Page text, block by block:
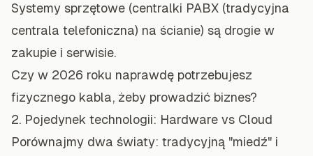
Systemy sprzętowe (centralki PABX (tradycyjna
centrala telefoniczna) na ścianie) są drogie w
zakupie i serwisie.
Czy w 2026 roku naprawdę potrzebujesz
fizycznego kabla, żeby prowadzić biznes?
2. Pojedynek technologii: Hardware vs Cloud
Porównajmy dwa światy: tradycyjną "miedź" i